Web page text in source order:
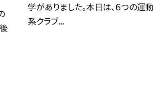
学がありました。本日は、６つの運動
系クラブ...